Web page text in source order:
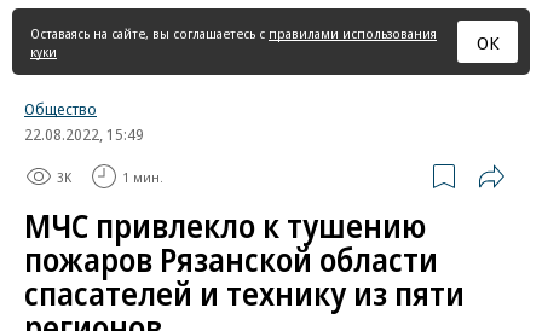
страница
Оставаясь на сайте, вы соглашаетесь с правилами использования
куки
ОК
Общество
22.08.2022, 15:49
3K 1 мин.
МЧС привлекло к тушению
пожаров Рязанской области
спасателей и технику из пяти